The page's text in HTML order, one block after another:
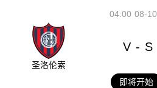
08-10
04:00
圣洛伦索
V - S
即将开始